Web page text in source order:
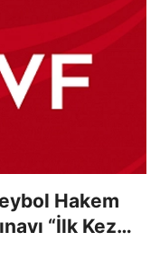
Hakem
“İlk Kez”